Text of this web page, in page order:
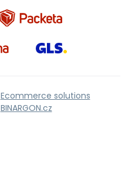
Ecommerce solutions
BINARGON.cz